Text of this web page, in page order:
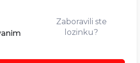
Zaboravili ste
lozinku?